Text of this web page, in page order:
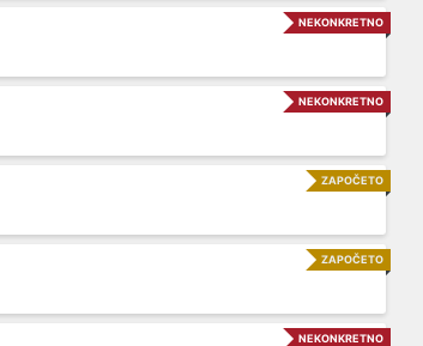
NEKONKRETNO
NEKONKRETNO
ZAPOČETO
ZAPOČETO
NEKONKRETNO